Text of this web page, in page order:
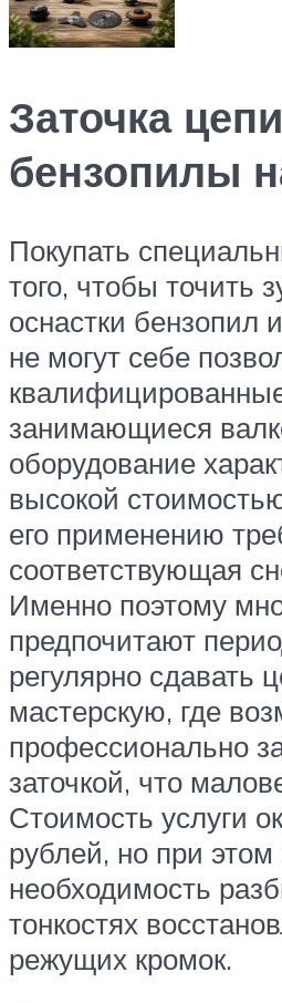
Заточка цепи
бензопилы
Покупать
того, чтобы точить
оснастки бензопил
не могут себе
занимающиеся
оборудование
высокой
его применению
соответствующая
Именно поэтому
предпочитают
регулярно сдавать
мастерскую, где
профессионально
заточкой, что
Стоимость услуги
рублей, но при
необходимость
тонкостях
режущих кромок.